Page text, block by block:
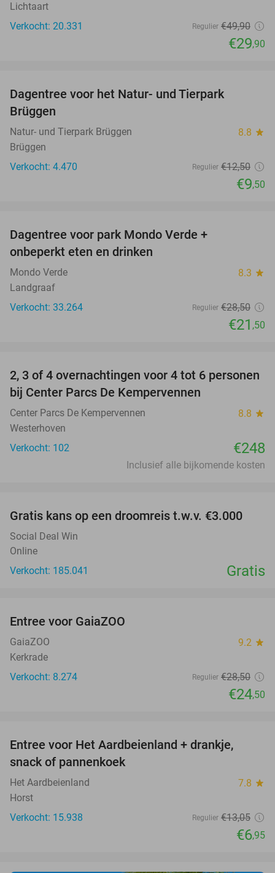
Lichtaart
Verkocht: 20.331
Regulier €49,90
€29,90
Dagentree voor het Natur- und Tierpark
Brüggen
Natur- und Tierpark Brüggen 8.8 star
Brüggen
Verkocht: 4.470
Regulier €12,50
€9,50
Dagentree voor park Mondo Verde +
onbeperkt eten en drinken
Mondo Verde 8.3 star
Landgraaf
Verkocht: 33.264
Regulier €28,50
€21 ,50
2, 3 of 4 overnachtingen voor 4 tot 6 personen
bij Center Parcs De Kempervennen
Center Parcs De Kempervennen 8.8 star
Westerhoven
Verkocht: 102
€248
Inclusief alle bijkomende kosten
Gratis kans op een droomreis t.w.v. €3.000
Social Deal Win
Online
Verkocht: 185.041
Gratis
Entree voor GaiaZOO
GaiaZOO 9.2 star
Kerkrade
Verkocht: 8.274
Regulier €28,50
€24,50
Entree voor Het Aardbeienland + drankje,
snack of pannenkoek
Het Aardbeienland 7.8 star
Horst
Verkocht: 15.938
Regulier €13,05
€6,95